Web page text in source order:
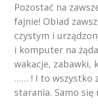
Pozostać na
fajnie! Obiad
czystym i
i komputer na
wakacje, zabawki,
…… ! I to wszystko
starania. Samo się